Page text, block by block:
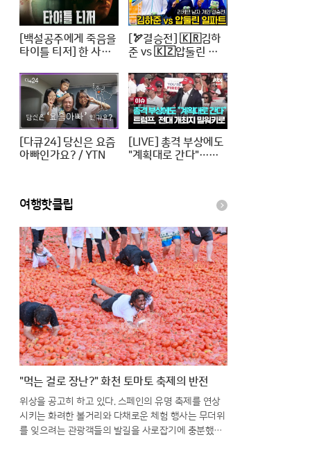
2-2]
[백설공주에게 죽음을
타이틀 티저] 한 사람
가뜨린 살인사건, MB
C 240816 방송
[🏹결승전] 🇰🇷김하
준 vs 🇰🇿압둘린 일
인 [2024 WAA 아시
아컵 3차 양궁대회]
[다큐24] 당신은 요즘
아빠인가요? / YTN
[LIVE] 총격 부상에도
"계획대로 간다"…트
여행핫클립
"먹는 걸로 장난?" 화천 토마토 축제의 반전
위상을 공고히 하고 있다. 스페인의 유명 축제를 연상
시키는 화려한 볼거리와 다채로운 체험 행사는 무더위
를 잊으려는 관광객들의 발길을 사로잡기에 충분했다.